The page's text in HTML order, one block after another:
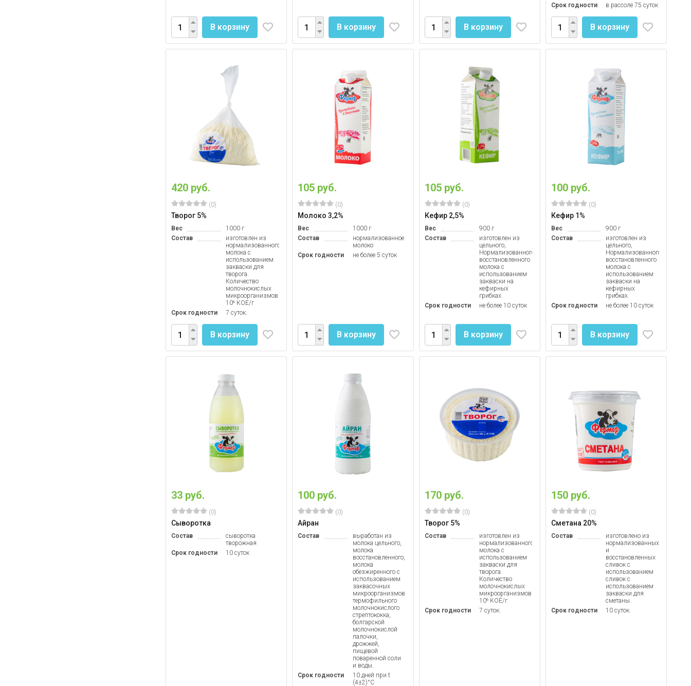
В корзину В корзину В корзину
Срок годности
в рассоле 75 суток
В корзину
420 руб.
(0)
Творог 5%
Вес
1000 г
Состав
изготовлен из
нормализованного
молока с
использованием
закваски для
творога.
Количество
молочнокислых
микроорганизмов
10⁶ КОЕ/г
Срок годности
7 суток.
В корзину
105 руб.
(0)
Молоко 3,2%
Вес
1000 г
Состав
нормализованное
молоко
Срок годности
не более 5 суток
В корзину
105 руб.
(0)
Кефир 2,5%
Вес
900 г
Состав
изготовлен из
цельного,
Нормализованного,
восстановленного
молока с
использованием
закваски на
кефирных
грибках.
Срок годности
не более 10 суток
В корзину
100 руб.
(0)
Кефир 1%
Вес
900 г
Состав
изготовлен из
цельного,
Нормализованного,
восстановленного
молока с
использованием
закваски на
кефирных
грибках.
Срок годности
не более 10 суток
В корзину
33 руб.
(0)
Сыворотка
Состав
сыворотка
творожная
Срок годности
10 суток
100 руб.
(0)
Айран
Состав
выработан из
молока цельного,
молока
восстановленного,
молока
обезжиренного с
использованием
заквасочных
микроорганизмов
термофильного
молочнокислого
стрептококка,
болгарской
молочнокислой
палочки,
дрожжей,
пищевой
поваренной соли
и воды.
Срок годности
10 дней при t
(4±2)°C
170 руб.
(0)
Творог 5%
Состав
изготовлен из
нормализованного
молока с
использованием
закваски для
творога.
Количество
молочнокислых
микроорганизмов
10⁶ КОЕ/г
Срок годности
7 суток.
150 руб.
(0)
Сметана 20%
Состав
изготовлено из
нормализованных
и
восстановленных
сливок с
использованием
сливок с
использованием
закваски для
сметаны.
Срок годности
10 суток.